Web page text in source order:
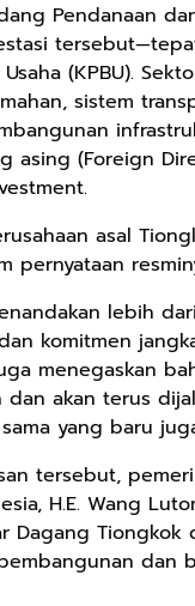
Pendanaan
(KPBU).
sistem
asing (Foreign
asal
pernyataan
lebih
komitmen
menegaskan
akan terus
yang baru
tersebut,
H.E. Wang
Dagang
dan